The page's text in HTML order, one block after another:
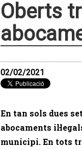
Oberts
02/02/2021
En tan sols dues
abocaments
municipi. En tots